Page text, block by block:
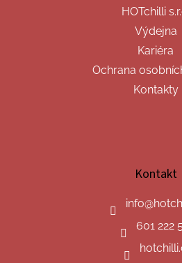
HOTchilli
Výdejna
Kariéra
Ochrana
Kontakty
Kontakt
info@
601 222